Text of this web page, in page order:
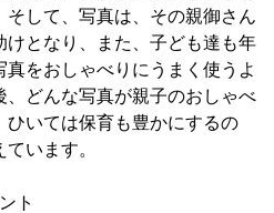
して、写真は、その親御さん
となり、また、子ども達も年
をおしゃべりにうまく使うよ
、どんな写真が親子のおしゃべ
ひいては保育も豊かにするの
います。
ト